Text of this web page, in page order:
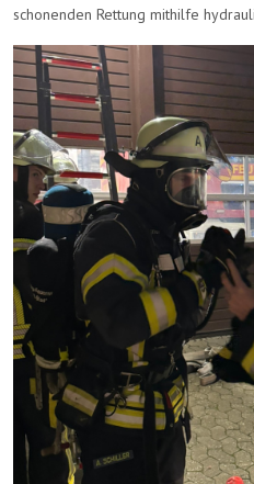
schonenden Rettung mithilfe